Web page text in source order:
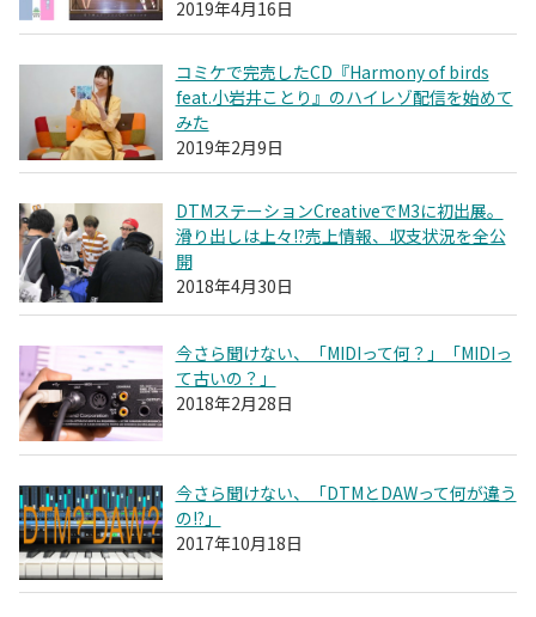
2019年4月16日
コミケで完売したCD『Harmony of birds
feat.小岩井ことり』のハイレゾ配信を始めて
みた
2019年2月9日
DTMステーションCreativeでM3に初出展。
滑り出しは上々!?売上情報、収支状況を全公
開
2018年4月30日
今さら聞けない、「MIDIって何？」「MIDIっ
て古いの？」
2018年2月28日
今さら聞けない、「DTMとDAWって何が違う
の!?」
2017年10月18日